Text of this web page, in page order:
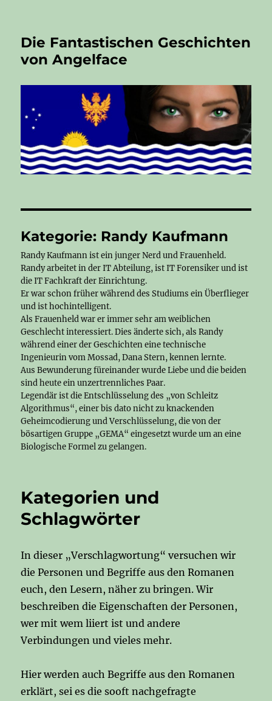
Die Fantastischen Geschichten
von Angelface
Kategorie: Randy Kaufmann
Randy Kaufmann ist ein junger Nerd und Frauenheld.
Randy arbeitet in der IT Abteilung, ist IT Forensiker und ist
die IT Fachkraft der Einrichtung.
Er war schon früher während des Studiums ein Überflieger
und ist hochintelligent.
Als Frauenheld war er immer sehr am weiblichen
Geschlecht interessiert. Dies änderte sich, als Randy
während einer der Geschichten eine technische
Ingenieurin vom Mossad, Dana Stern, kennen lernte.
Aus Bewunderung füreinander wurde Liebe und die beiden
sind heute ein unzertrennliches Paar.
Legendär ist die Entschlüsselung des „von Schleitz
Algorithmus“, einer bis dato nicht zu knackenden
Geheimcodierung und Verschlüsselung, die von der
bösartigen Gruppe „GEMA“ eingesetzt wurde um an eine
Biologische Formel zu gelangen.
Kategorien und
Schlagwörter
In dieser „Verschlagwortung“ versuchen wir
die Personen und Begriffe aus den Romanen
euch, den Lesern, näher zu bringen. Wir
beschreiben die Eigenschaften der Personen,
wer mit wem liiert ist und andere
Verbindungen und vieles mehr.
Hier werden auch Begriffe aus den Romanen
erklärt, sei es die sooft nachgefragte